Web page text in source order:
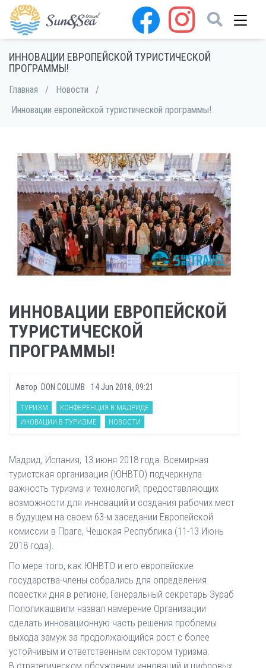
ИННОВАЦИИ ЕВРОПЕЙСКОЙ ТУРИСТИЧЕСКОЙ
ПРОГРАММЫ!
Главная / Новости
/
Инновации европейской туристической программы!
ИННОВАЦИИ ЕВРОПЕЙСКОЙ
ТУРИСТИЧЕСКОЙ
ПРОГРАММЫ!
Автор DON COLUMB 14 Jun 2018, 09:21
ТУРИЗМ
КОНФЕРЕНЦИЯ В МАДРИДЕ
ИНОВАЦИИ В ТУРИЗМЕ
НОВОСТИ
Мадрид, Испания, 13 июня 2018 года. Всемирная
туристская организация (ЮНВТО) подчеркнула
важность туризма и технологий, предоставляющих
возможности для инноваций и создания рабочих мест
в будущем на своем 63-м заседании Европейской
комиссии в Праге, Чешская Республика (11-13 Июнь
2018 года).
По мере того, как ЮНВТО и его европейские
государства-члены собрались для определения
повестки дня в регионе, Генеральный секретарь Зураб
Пололикашвили назвал намерение Организации
сделать инновационную часть решения проблемы
выхода замуж за продолжающийся рост с более
устойчивым и ответственным сектором туризма.